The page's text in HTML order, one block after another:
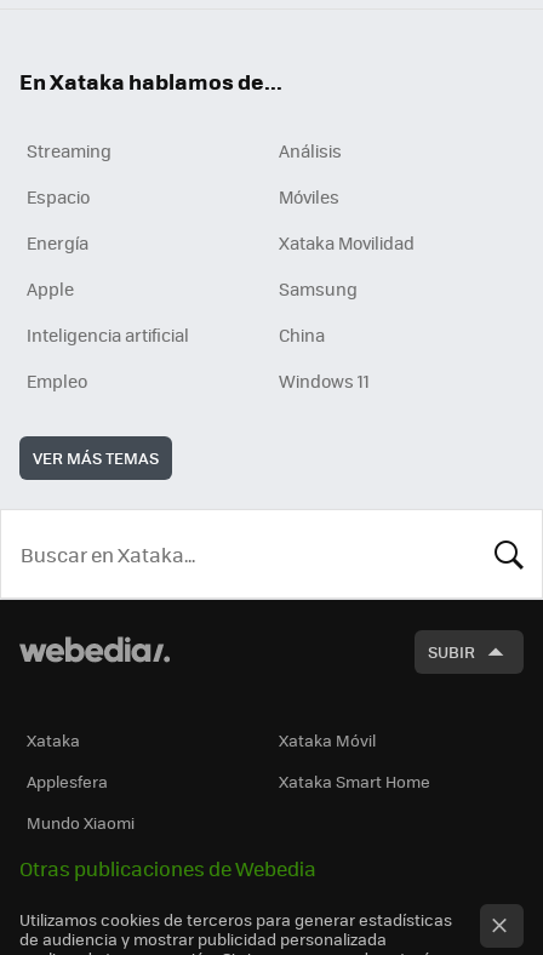
En Xataka hablamos de...
Streaming
Análisis
Espacio
Móviles
Energía
Xataka Movilidad
Apple
Samsung
Inteligencia artificial
China
Empleo
Windows 11
VER MÁS TEMAS
SUBIR
Xataka
Xataka Móvil
Applesfera
Xataka Smart Home
Mundo Xiaomi
Otras publicaciones de Webedia
Utilizamos cookies de terceros para generar estadísticas
de audiencia y mostrar publicidad personalizada